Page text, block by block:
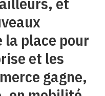
la place pour
et les
gagne,